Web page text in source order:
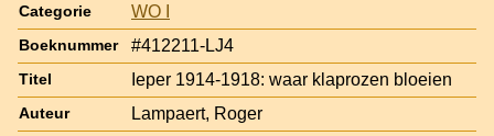
Categorie WO I
Boeknummer #412211-LJ4
Titel Ieper 1914-1918: waar klaprozen bloeien
Auteur Lampaert, Roger